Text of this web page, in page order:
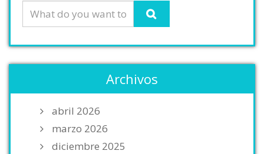
Archivos
abril 2026
marzo 2026
diciembre 2025